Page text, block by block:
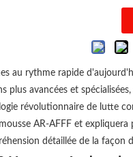
au rythme rapide
plus avancées et
révolutionnaire de lutte
AR-AFFF et
détaillée de la